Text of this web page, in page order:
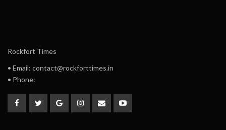
Rockfort Times
• Email: contact@rockforttimes.in
• Phone: